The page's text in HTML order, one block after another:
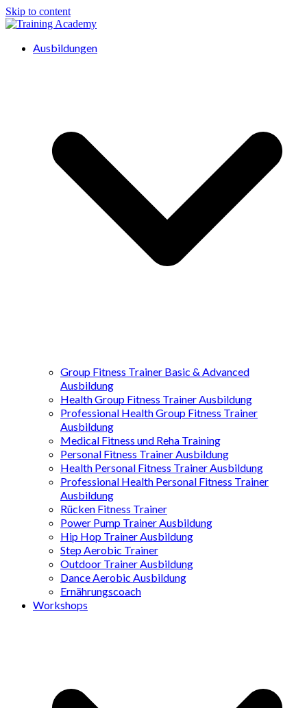
Skip to content
Ausbildungen
Group Fitness Trainer Basic & Advanced
Ausbildung
Health Group Fitness Trainer Ausbildung
Professional Health Group Fitness Trainer
Ausbildung
Medical Fitness und Reha Training
Personal Fitness Trainer Ausbildung
Health Personal Fitness Trainer Ausbildung
Professional Health Personal Fitness Trainer
Ausbildung
Rücken Fitness Trainer
Power Pump Trainer Ausbildung
Hip Hop Trainer Ausbildung
Step Aerobic Trainer
Outdoor Trainer Ausbildung
Dance Aerobic Ausbildung
Ernährungscoach
Workshops